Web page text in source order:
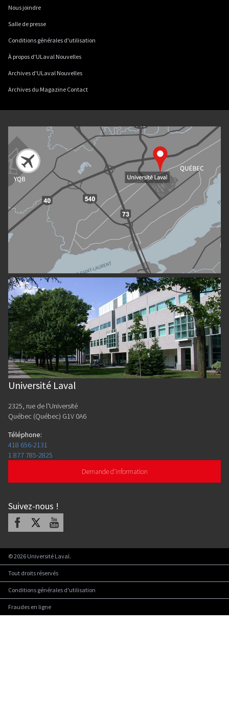
Nous joindre
Salle de presse
Conditions générales d'utilisation
À propos d'ULaval Nouvelles
Archives d'ULaval Nouvelles
Archives du Magazine Contact
Université Laval
2325, rue de l'Université
Québec (Québec) G1V 0A6
Téléphone:
418 656-2131
1 877 785-2825
Demande d'information
Suivez-nous !
Facebook Youtube
©2026 Université Laval.
Tout droits réservés
Conditions générales d'utilisation
Fraudes en ligne